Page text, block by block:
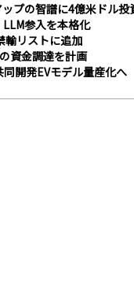
プの智譜に4億米ドル投
参入を本格化
輸リストに追加
資金調達を計画
開発EVモデル量産化へ